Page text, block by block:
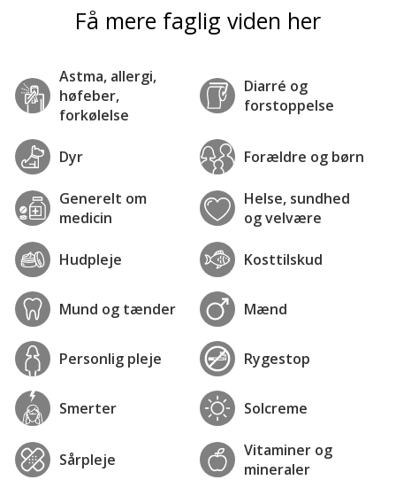
Få mere faglig viden her
Astma, allergi,
høfeber,
forkølelse
Diarré og
forstoppelse
Dyr Forældre og børn
Generelt om
medicin
Helse, sundhed
og velvære
Hudpleje Kosttilskud
Mund og tænder Mænd
Personlig pleje Rygestop
Smerter Solcreme
Sårpleje
Vitaminer og
mineraler